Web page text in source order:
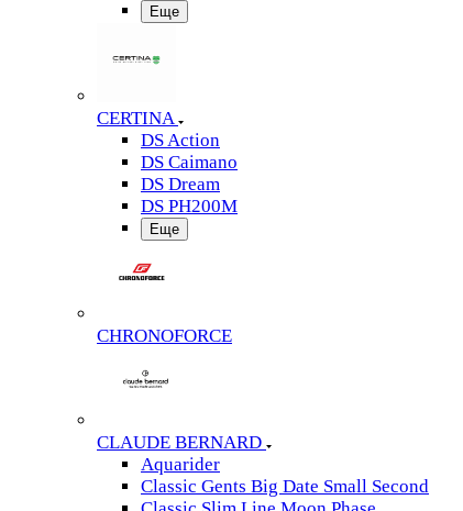
Еще
CERTINA
DS Action
DS Caimano
DS Dream
DS PH200M
Еще
CHRONOFORCE
CLAUDE BERNARD
Aquarider
Classic Gents Big Date Small Second